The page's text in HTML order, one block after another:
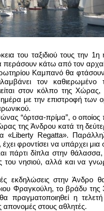
του ταξιδιού τους την
περάσουν κάτω από τον
Καμπανό θα
τον
στον κόλπο της
ημέρα με την επιστροφή των
“όρτσα-πρίμα”, ο οποίος
της Άνδρου κατά τη
«Liberty Regatta».
έχει φροντίσει να υπάρχει
πάρτι δίπλα στην
του νησιού, αλλά και να
εκδηλώσεις στην Άνδρο
Φραγκούλη, το βράδυ της
θα πραγματοποιηθεί η
απονομές στους αθλητές.